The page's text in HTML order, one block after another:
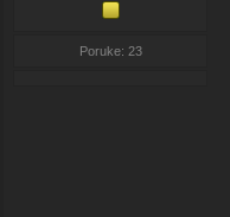
Poruke: 23